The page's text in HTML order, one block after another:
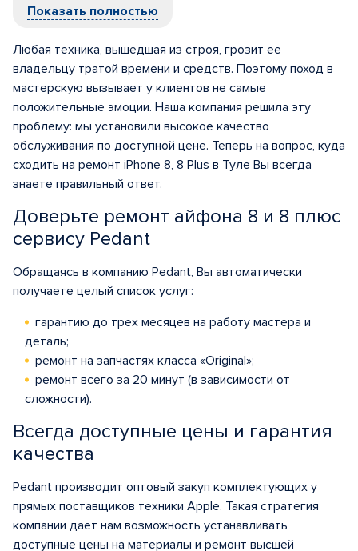
Показать полностью
Любая техника, вышедшая из строя, грозит ее
владельцу тратой времени и средств. Поэтому поход в
мастерскую вызывает у клиентов не самые
положительные эмоции. Наша компания решила эту
проблему: мы установили высокое качество
обслуживания по доступной цене. Теперь на вопрос, куда
сходить на ремонт iPhone 8, 8 Plus в Туле Вы всегда
знаете правильный ответ.
Доверьте ремонт айфона 8 и 8 плюс
сервису Pedant
Обращаясь в компанию Pedant, Вы автоматически
получаете целый список услуг:
гарантию до трех месяцев на работу мастера и
деталь;
ремонт на запчастях класса «Original»;
ремонт всего за 20 минут (в зависимости от
сложности).
Всегда доступные цены и гарантия
качества
Pedant производит оптовый закуп комплектующих у
прямых поставщиков техники Apple. Такая стратегия
компании дает нам возможность устанавливать
доступные цены на материалы и ремонт высшей